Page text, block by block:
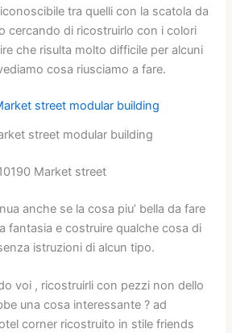
tra quelli con la scatola da
cercando di ricostruirlo con i colori
che risulta molto difficile per alcuni
cosa riusciamo a fare.
street modular building
Market street
anche se la cosa piu’ bella da fare
fantasia e costruire qualche cosa di
istruzioni di alcun tipo.
voi , ricostruirli con pezzi non dello
una cosa interessante ? ad
corner ricostruito in stile friends